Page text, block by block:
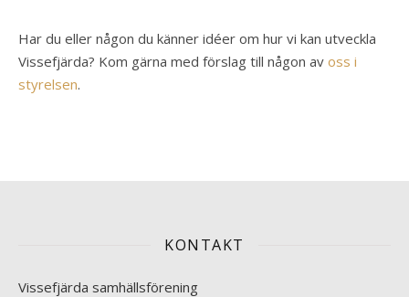
Har du eller någon du känner idéer om hur vi kan utveckla
Vissefjärda? Kom gärna med förslag till någon av oss i
styrelsen.
KONTAKT
Vissefjärda samhällsförening